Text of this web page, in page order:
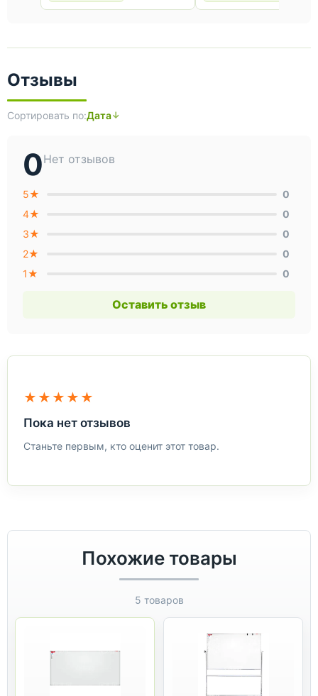
Отзывы
Сортировать по:Дата
0Нет отзывов
5★
0
4★
0
3★
0
2★
0
1★
0
Оставить отзыв
★★★★★
Пока нет отзывов
Станьте первым, кто оценит этот товар.
Похожие товары
5 товаров